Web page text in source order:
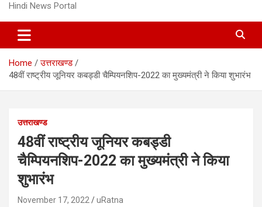
n
n
Hindi News Portal
Home
उत्तराखण्ड
48वीं राष्ट्रीय जूनियर कबड्डी चैम्पियनशिप-2022 का मुख्यमंत्री ने किया शुभारंभ
उत्तराखण्ड
48वीं राष्ट्रीय जूनियर कबड्डी
चैम्पियनशिप-2022 का मुख्यमंत्री ने किया
शुभारंभ
November 17, 2022 uRatna